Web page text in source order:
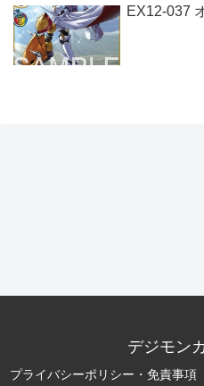
EX12-037
デジモン
プライバシーポリシー・免責事項